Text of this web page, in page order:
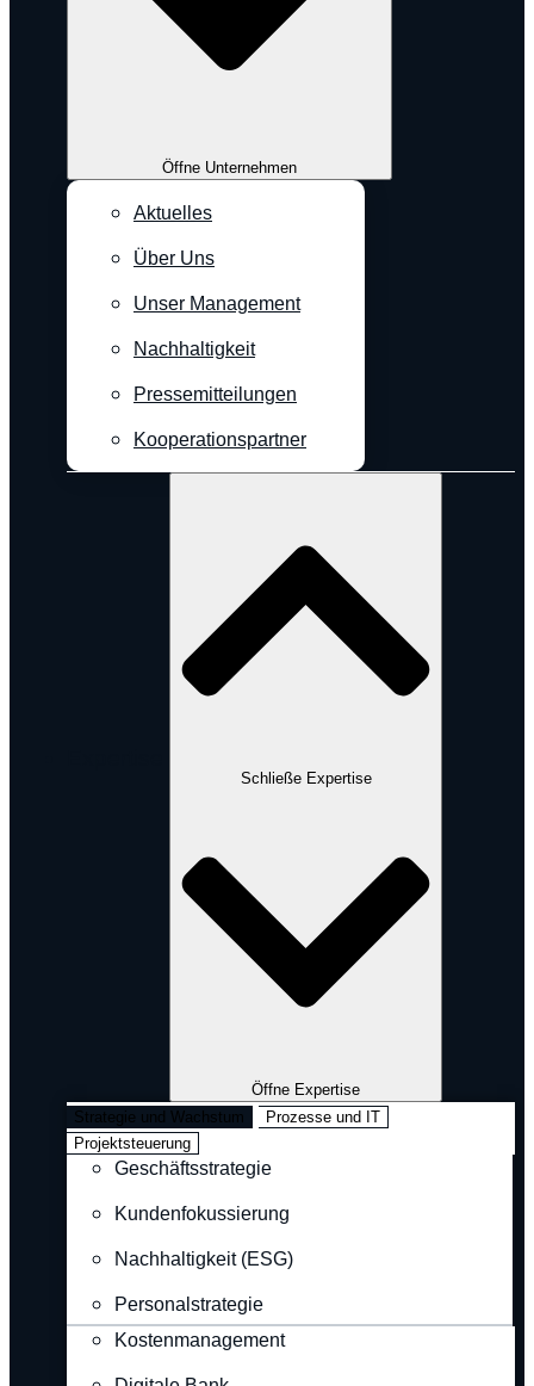
Öffne Unternehmen
Aktuelles
Über Uns
Unser Management
Nachhaltigkeit
Pressemitteilungen
Kooperationspartner
Schließe Expertise
Öffne Expertise
Strategie und Wachstum
Prozesse und IT
Projektsteuerung
Geschäftsstrategie
Kundenfokussierung
Nachhaltigkeit (ESG)
Personalstrategie
Kostenmanagement